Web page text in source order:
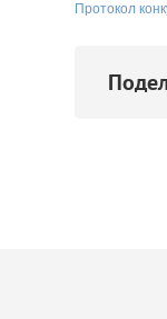
Протокол